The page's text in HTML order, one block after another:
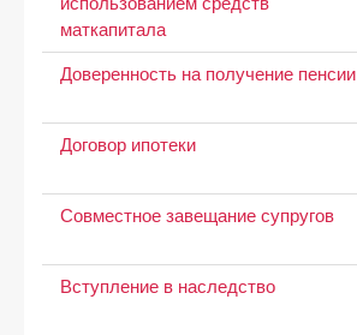
маткапитала
Доверенность на получение пенсии
Договор ипотеки
Совместное завещание супругов
Вступление в наследство